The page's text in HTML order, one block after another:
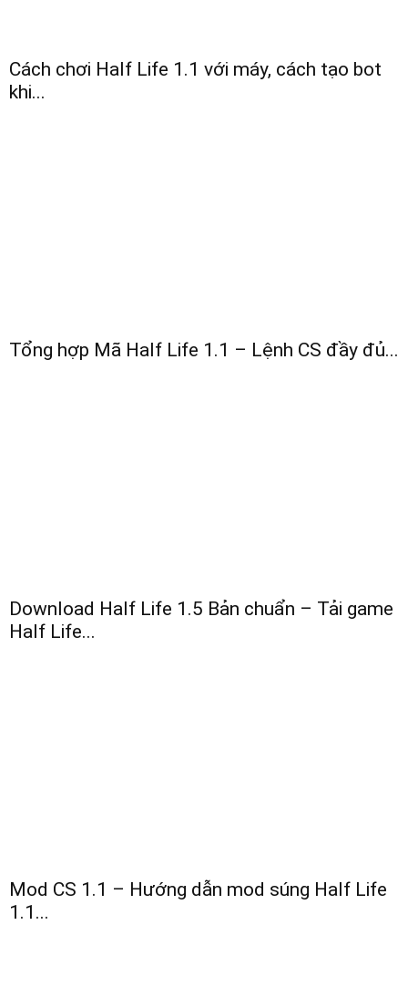
Cách chơi Half Life 1.1 với máy, cách tạo bot
khi...
Tổng hợp Mã Half Life 1.1 – Lệnh CS đầy đủ...
Download Half Life 1.5 Bản chuẩn – Tải game
Half Life...
Mod CS 1.1 – Hướng dẫn mod súng Half Life
1.1...